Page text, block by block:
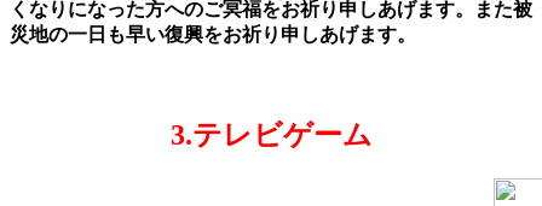
くなりになった方へのご冥福をお祈り申しあげます。また被
災地の一日も早い復興をお祈り申しあげます。
3.テレビゲーム